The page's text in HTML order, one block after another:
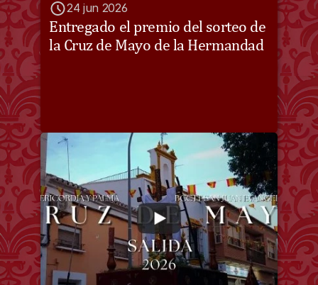
24 jun 2026
Entregado el premio del sorteo de
la Cruz de Mayo de la Hermandad